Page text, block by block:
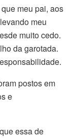
meu pai, aos
meu
muito cedo.
da garotada.
postos em
e
essa de